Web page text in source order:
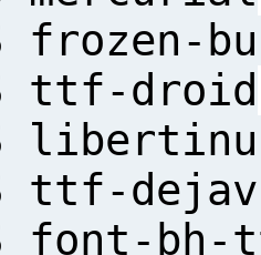
frozen-
ttf-droid
S
ttf-
font-